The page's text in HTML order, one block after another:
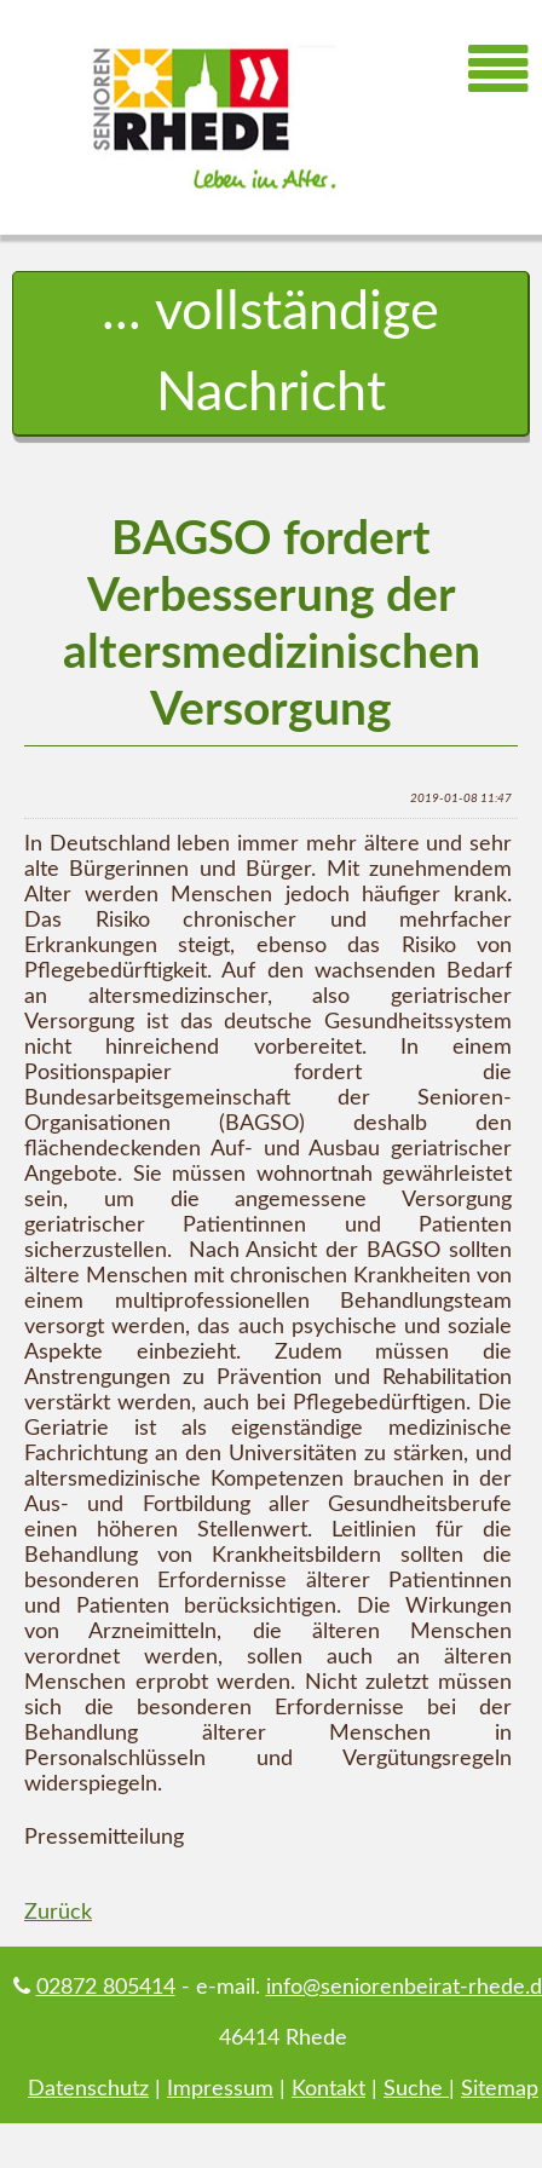
... vollständige
Nachricht
BAGSO fordert
Verbesserung der
altersmedizinischen
Versorgung
2019-01-08 11:47
In Deutschland leben immer mehr ältere und sehr
alte Bürgerinnen und Bürger. Mit zunehmendem
Alter werden Menschen jedoch häufiger krank.
Das Risiko chronischer und mehrfacher
Erkrankungen steigt, ebenso das Risiko von
Pflegebedürftigkeit. Auf den wachsenden Bedarf
an altersmedizinscher, also geriatrischer
Versorgung ist das deutsche Gesundheitssystem
nicht hinreichend vorbereitet. In einem
Positionspapier fordert die
Bundesarbeitsgemeinschaft der Senioren-
Organisationen (BAGSO) deshalb den
flächendeckenden Auf- und Ausbau geriatrischer
Angebote. Sie müssen wohnortnah gewährleistet
sein, um die angemessene Versorgung
geriatrischer Patientinnen und Patienten
sicherzustellen. Nach Ansicht der BAGSO sollten
ältere Menschen mit chronischen Krankheiten von
einem multiprofessionellen Behandlungsteam
versorgt werden, das auch psychische und soziale
Aspekte einbezieht. Zudem müssen die
Anstrengungen zu Prävention und Rehabilitation
verstärkt werden, auch bei Pflegebedürftigen. Die
Geriatrie ist als eigenständige medizinische
Fachrichtung an den Universitäten zu stärken, und
altersmedizinische Kompetenzen brauchen in der
Aus- und Fortbildung aller Gesundheitsberufe
einen höheren Stellenwert. Leitlinien für die
Behandlung von Krankheitsbildern sollten die
besonderen Erfordernisse älterer Patientinnen
und Patienten berücksichtigen. Die Wirkungen
von Arzneimitteln, die älteren Menschen
verordnet werden, sollen auch an älteren
Menschen erprobt werden. Nicht zuletzt müssen
sich die besonderen Erfordernisse bei der
Behandlung älterer Menschen in
Personalschlüsseln und Vergütungsregeln
widerspiegeln.
Pressemitteilung
Zurück
02872 805414- e-mail. info@seniorenbeirat-
46414 Rhede
Datenschutz Impressum Kontakt Suche Sitemap